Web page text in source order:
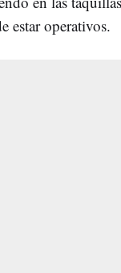
estar operativos.